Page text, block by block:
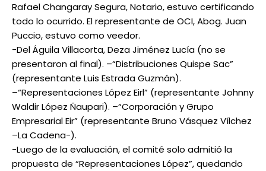
Rafael Changaray Segura, Notario, estuvo certificando
todo lo ocurrido. El representante de OCI, Abog. Juan
Puccio, estuvo como veedor.
-Del Águila Villacorta, Deza Jiménez Lucía (no se
presentaron al final). –“Distribuciones Quispe Sac”
(representante Luis Estrada Guzmán).
–“Representaciones López Eirl” (representante Johnny
Waldir López Ñaupari). –“Corporación y Grupo
Empresarial Eir” (representante Bruno Vásquez Vílchez
–La Cadena-).
-Luego de la evaluación, el comité solo admitió la
propuesta de “Representaciones López”, quedando